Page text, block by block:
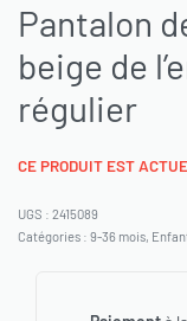
Pantalon
beige de
régulier
CE PRODUIT EST
2415089
Catégories : 9-36 mois,